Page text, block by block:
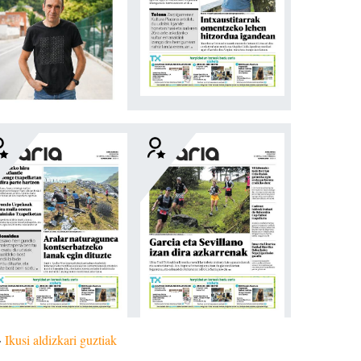
Ikusi aldizkari guztiak